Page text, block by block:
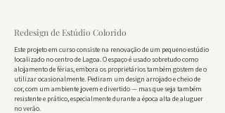
Redesign de Estúdio Colorido
Este projeto em curso consiste na renovação de um pequeno estúdio
localizado no centro de Lagoa. O espaço é usado sobretudo como
alojamento de férias, embora os proprietários também gostem de o
utilizar ocasionalmente. Pediram um design arrojado e cheio de
cor, com um ambiente jovem e divertido — mas que seja também
resistente e prático, especialmente durante a época alta de aluguer
no verão.